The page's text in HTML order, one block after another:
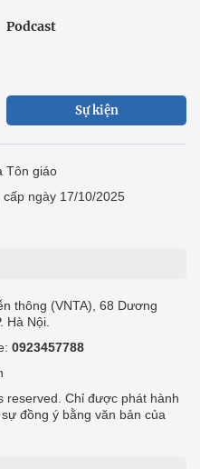
Podcast
Sự kiện
Tôn giáo
ngày 17/10/2025
thông (VNTA), 68 Dương
Hà Nội.
0923457788
reserved. Chỉ được phát hành
đồng ý bằng văn bản của